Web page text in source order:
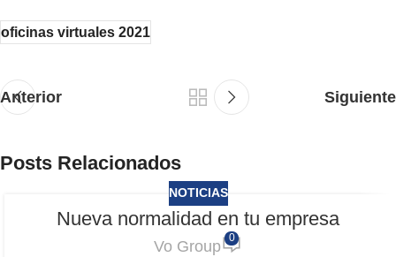
oficinas virtuales 2021
Anterior Siguiente
Posts Relacionados
NOTICIAS
Nueva normalidad en tu empresa
Vo Group 0